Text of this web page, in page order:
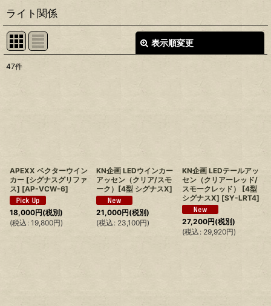
ライト関係
表示順変更
47件
APEXX ベクターウイン
カー [シグナスグリファ
ス] [AP-VCW-6]
18,000円(税別)
(税込 : 19,800円)
KN企画 LEDウインカー
アッセン（クリア/スモ
ーク）[4型 シグナスX]
21,000円(税別)
(税込 : 23,100円)
KN企画 LEDテールアッ
セン（クリアーレッド/
スモークレッド） [4型
シグナスX] [SY-LRT4]
27,200円(税別)
(税込 : 29,920円)